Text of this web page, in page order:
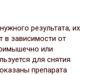
результата, их
в зависимости от
или
для снятия
препарата